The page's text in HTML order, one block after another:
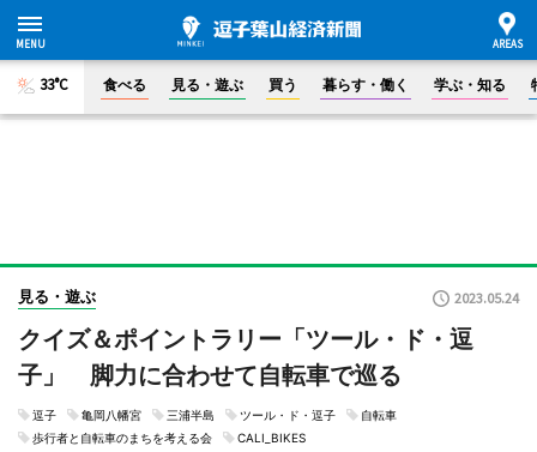
33°C 食べる 見る・遊ぶ 買う 暮らす・働く 学ぶ・知る
見る・遊ぶ 2023.05.24
クイズ＆ポイントラリー「ツール・ド・逗
子」 脚力に合わせて自転車で巡る
逗子 亀岡八幡宮 三浦半島 ツール・ド・逗子
自転車
歩行者と自転車のまちを考える会
CALI_BIKES